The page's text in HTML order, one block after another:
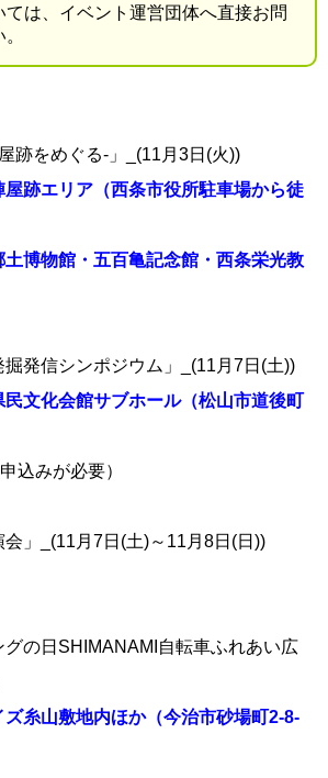
ては、イベント運営団体へ直接お問
跡をめぐる-」_(11月3日(火))
屋跡エリア（西条市役所駐車場から徒
博物館・五百亀記念館・西条栄光教
発信シンポジウム」_(11月7日(土))
民文化会館サブホール（松山市道後町
込みが必要）
」_(11月7日(土)～11月8日(日))
の日SHIMANAMI自転車ふれあい広
ズ糸山敷地内ほか（今治市砂場町2-8-